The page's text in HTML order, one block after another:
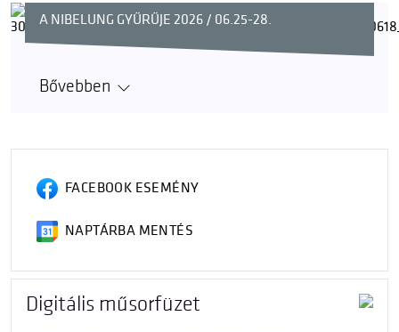
A NIBELUNG GYŰRŰJE 2026 / 06.25-28.
Bővebben
FACEBOOK ESEMÉNY
NAPTÁRBA MENTÉS
Digitális műsorfüzet